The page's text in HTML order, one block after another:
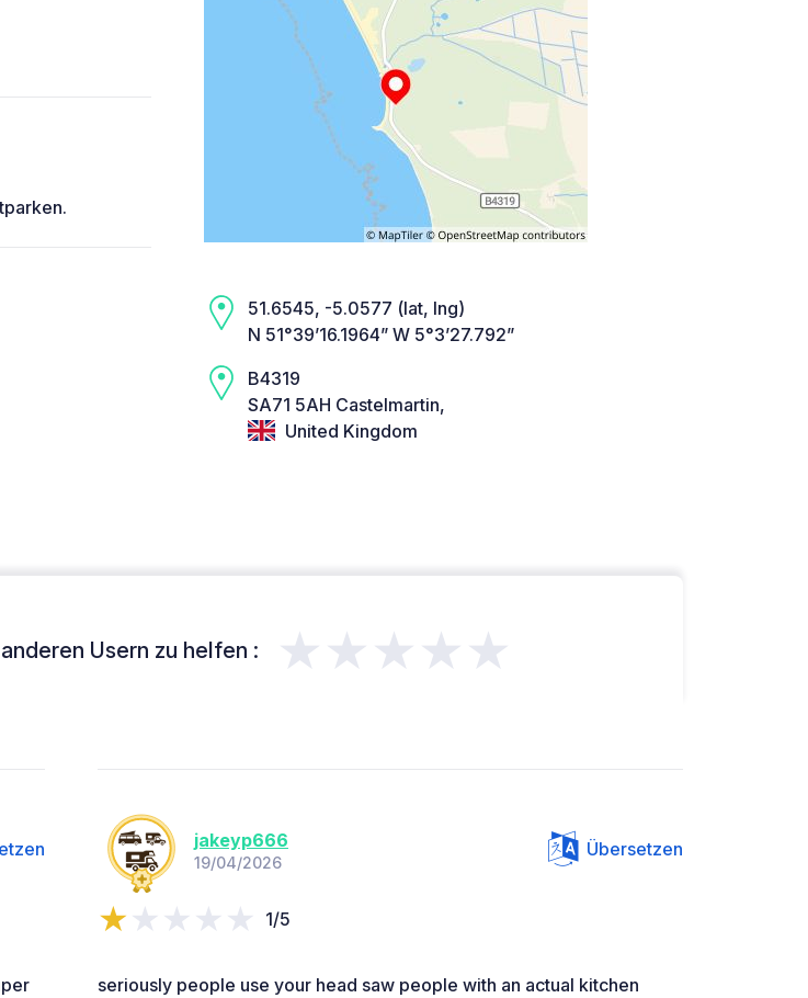
51.6545, -5.0577 (lat, lng)
N 51°39’16.1964” W 5°3’27.792”
B4319
SA71 5AH Castelmartin,
United Kingdom
Usern zu helfen : ★★★★★
jakeyp666
19/04/2026
Übersetzen
1/5
seriously people use your head saw people with an actual kitchen